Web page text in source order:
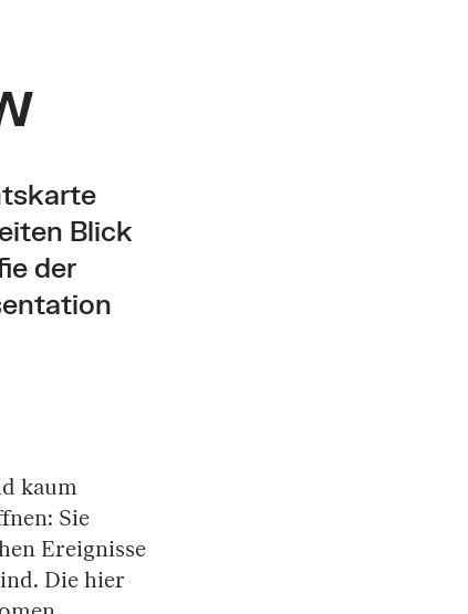
Blick
der
kaum
Sie
Ereignisse
Die hier